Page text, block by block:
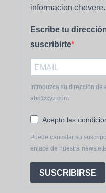
informacion chevere.
Escribe tu
suscribirte
Introduzca su dirección de
abc@xyz.com
Acepto las
Puede cancelar su
enlace de nuestra
SUSCRIBIRSE